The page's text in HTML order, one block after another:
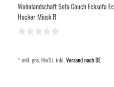
Wohnlandschaft Sofa Couch Ecksofa
Hocker Minsk R
*inkl. ges. MwSt.inkl.Versand nach DE